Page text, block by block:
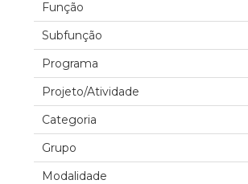
Função
Subfunção
Programa
Projeto/Atividade
Categoria
Grupo
Modalidade